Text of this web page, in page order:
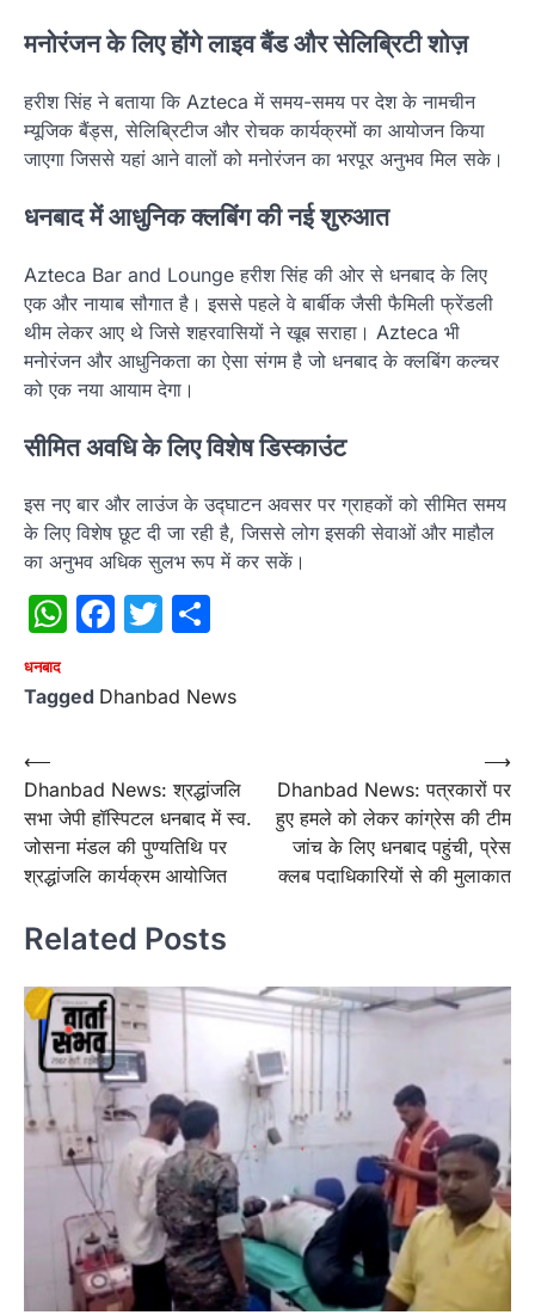
मनोरंजन के लिए होंगे लाइव बैंड और सेलिब्रिटी शोज़
हरीश सिंह ने बताया कि Azteca में समय-समय पर देश के नामचीन
म्यूजिक बैंड्स, सेलिब्रिटीज और रोचक कार्यक्रमों का आयोजन किया
जाएगा जिससे यहां आने वालों को मनोरंजन का भरपूर अनुभव मिल सके।
धनबाद में आधुनिक क्लबिंग की नई शुरुआत
Azteca Bar and Lounge हरीश सिंह की ओर से धनबाद के लिए
एक और नायाब सौगात है। इससे पहले वे बार्बीक जैसी फैमिली फ्रेंडली
थीम लेकर आए थे जिसे शहरवासियों ने खूब सराहा। Azteca भी
मनोरंजन और आधुनिकता का ऐसा संगम है जो धनबाद के क्लबिंग कल्चर
को एक नया आयाम देगा।
सीमित अवधि के लिए विशेष डिस्काउंट
इस नए बार और लाउंज के उद्घाटन अवसर पर ग्राहकों को सीमित समय
के लिए विशेष छूट दी जा रही है, जिससे लोग इसकी सेवाओं और माहौल
का अनुभव अधिक सुलभ रूप में कर सकें।
WhatsApp
Facebook
Twitter
धनबाद
Tagged Dhanbad News
Post
navigation
⟵
Dhanbad News: श्रद्धांजलि
सभा जेपी हॉस्पिटल धनबाद में स्व.
जोसना मंडल की पुण्यतिथि पर
श्रद्धांजलि कार्यक्रम आयोजित
Dhanbad News: पत्रकारों पर
हुए हमले को लेकर कांग्रेस की टीम
जांच के लिए धनबाद पहुंची, प्रेस
क्लब पदाधिकारियों से की मुलाकात
⟶
Related Posts